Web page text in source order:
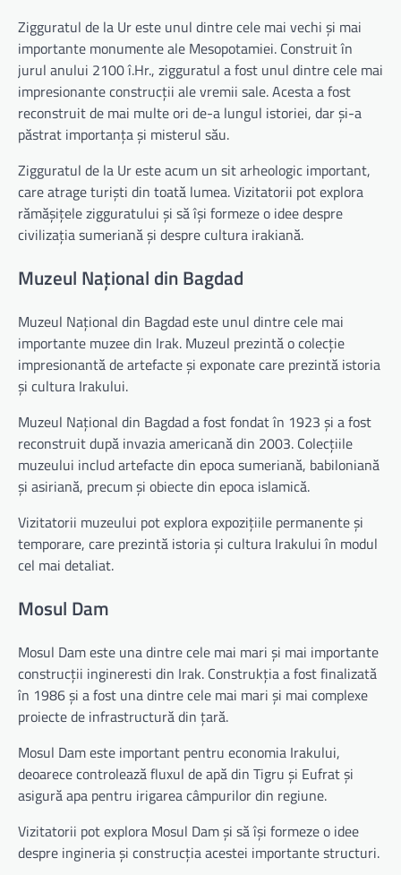
Zigguratul de la Ur este unul dintre cele mai vechi și mai
importante monumente ale Mesopotamiei. Construit în
jurul anului 2100 î.Hr., zigguratul a fost unul dintre cele mai
impresionante construcții ale vremii sale. Acesta a fost
reconstruit de mai multe ori de-a lungul istoriei, dar și-a
păstrat importanța și misterul său.
Zigguratul de la Ur este acum un sit arheologic important,
care atrage turiști din toată lumea. Vizitatorii pot explora
rămășițele zigguratului și să își formeze o idee despre
civilizația sumeriană și despre cultura irakiană.
Muzeul Național din Bagdad
Muzeul Național din Bagdad este unul dintre cele mai
importante muzee din Irak. Muzeul prezintă o colecție
impresionantă de artefacte și exponate care prezintă istoria
și cultura Irakului.
Muzeul Național din Bagdad a fost fondat în 1923 și a fost
reconstruit după invazia americană din 2003. Colecțiile
muzeului includ artefacte din epoca sumeriană, babiloniană
și asiriană, precum și obiecte din epoca islamică.
Vizitatorii muzeului pot explora expozițiile permanente și
temporare, care prezintă istoria și cultura Irakului în modul
cel mai detaliat.
Mosul Dam
Mosul Dam este una dintre cele mai mari și mai importante
construcții ingineresti din Irak. Construkția a fost finalizată
în 1986 și a fost una dintre cele mai mari și mai complexe
proiecte de infrastructură din țară.
Mosul Dam este important pentru economia Irakului,
deoarece controlează fluxul de apă din Tigru și Eufrat și
asigură apa pentru irigarea câmpurilor din regiune.
Vizitatorii pot explora Mosul Dam și să își formeze o idee
despre ingineria și construcția acestei importante structuri.